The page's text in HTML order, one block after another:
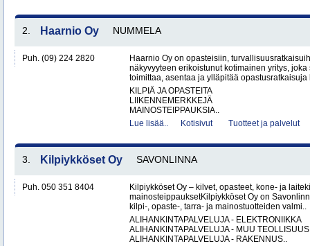
2. Haarnio Oy NUMMELA
Puh. (09) 224 2820
Haarnio Oy on opasteisiin,
näkyvyyteen erikoistunut kotimainen yritys,
toimittaa, asentaa ja ylläpitää opastusratkaisuja
KILPIÄ JA OPASTEITA
LIIKENNEMERKKEJÄ
MAINOSTEIPPAUKSIA..
Lue lisää..
Kotisivut Tuotteet ja palvelut
3. Kilpiykköset Oy SAVONLINNA
Puh. 050 351 8404
Kilpiykköset Oy – kilvet, opasteet, kone- ja
mainosteippauksetKilpiykköset Oy on
kilpi-, opaste-, tarra- ja mainostuotteiden valmi..
ALIHANKINTAPALVELUJA - ELEKTRONIIKKA
ALIHANKINTAPALVELUJA - MUU TEOLLISUUS
ALIHANKINTAPALVELUJA - RAKENNUS..